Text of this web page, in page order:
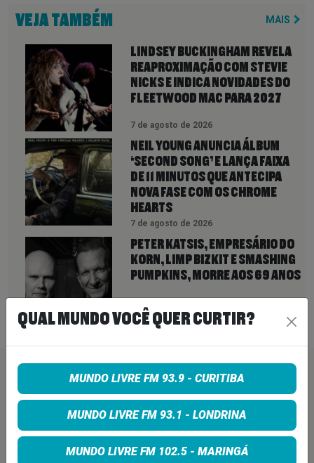
VEJA TAMBÉM MAIS
LINDSEY BUCKINGHAM REVELA
REAPROXIMAÇÃO COM STEVIE
NICKS E INDICA NOVIDADES DO
FLEETWOOD MAC PARA 2027
7 de agosto de 2026
NEIL YOUNG ANUNCIA ÁLBUM
‘SECOND SONG’ E LANÇA FAIXA
DE 11 MINUTOS QUE ANTECIPA
NOVA FASE COM OS CHROME
HEARTS
7 de agosto de 2026
PETER KATSIS, EMPRESÁRIO DO
KORN, LIMP BIZKIT E SMASHING
PUMPKINS, MORRE AOS 69 ANOS
7 de agosto de 2026
PEÇA SUA MÚSICA
Quer sugerir uma música para rolar na minha
programação? É só preencher os campos abaixo:
QUAL MUNDO VOCÊ QUER CURTIR?
MUNDO LIVRE FM 93.9 - CURITIBA
MUNDO LIVRE FM 93.1 - LONDRINA
MUNDO LIVRE FM 102.5 - MARINGÁ